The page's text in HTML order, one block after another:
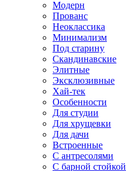
Модерн
Прованс
Неоклассика
Минимализм
Под старину
Скандинавские
Элитные
Эксклюзивные
Хай-тек
Особенности
Для студии
Для хрущевки
Для дачи
Встроенные
С антресолями
С барной стойкой